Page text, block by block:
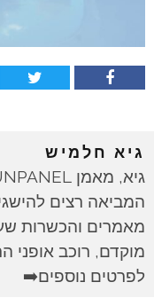
גיא חלמיש
המביאה רצים
מאמרים והכשרות
מוקדם, רוכב אופני
לפרטים נוספים➡️